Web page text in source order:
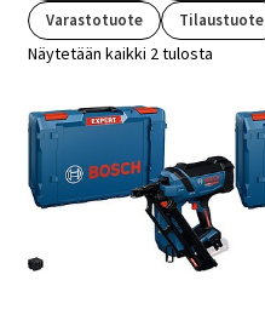
Varastotuote Tilaustuote
Näytetään kaikki 2 tulosta